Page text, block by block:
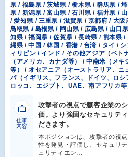
県 / 福島県 / 茨城県 / 栃木県 / 群馬県 /
県 / 新潟県 / 富山県 / 石川県 / 福井県 /
/ 愛知県 / 三重県 / 滋賀県 / 京都府 / 大
鳥取県 / 島根県 / 岡山県 / 広島県 / 山口
知県 / 福岡県 / 佐賀県 / 長崎県 / 熊本県
縄県 / 中国 / 韓国 / 香港 / 台湾 / タイ /
ィリピン / インド / その他アジア（ベト
（アメリカ、カナダ等） / 中南米（メ
等） / オセアニア（オーストラリア、ニ
パ（イギリス、フランス、ドイツ、ロ
ロッコ、エジプト、UAE、南アフリカ
仕事
内容
攻撃者の視点で顧客企業の
価。より強固なセキュリテ
だきます。
本ポジションは、攻撃者の視
性を発見・評価し、セキュリ
ュリティエン…